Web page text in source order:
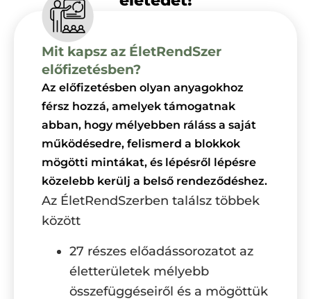
Mit kapsz az ÉletRendSzer
előfizetésben?
Az előfizetésben olyan anyagokhoz
férsz hozzá, amelyek támogatnak
abban, hogy mélyebben ráláss a saját
működésedre, felismerd a blokkok
mögötti mintákat, és lépésről lépésre
közelebb kerülj a belső rendeződéshez.
Az ÉletRendSzerben találsz többek
között
27 részes előadássorozatot az
életterületek mélyebb
összefüggéseiről és a mögöttük